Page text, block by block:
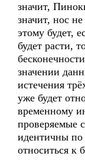
значит,
значит, нос
этому будет,
будет расти,
значении
истечения
уже будет
временному
проверяемые
идентичны по
относиться к